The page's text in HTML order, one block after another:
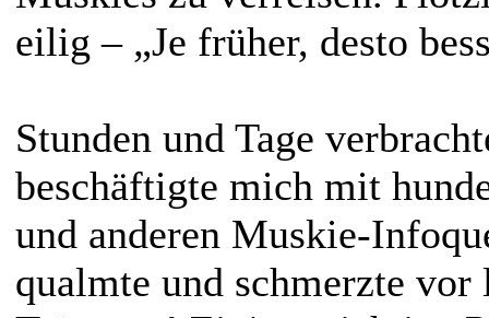
eilig – „Je früher, desto
Stunden und Tage
beschäftigte mich mit
und anderen Muskie-
qualmte und schmerzte